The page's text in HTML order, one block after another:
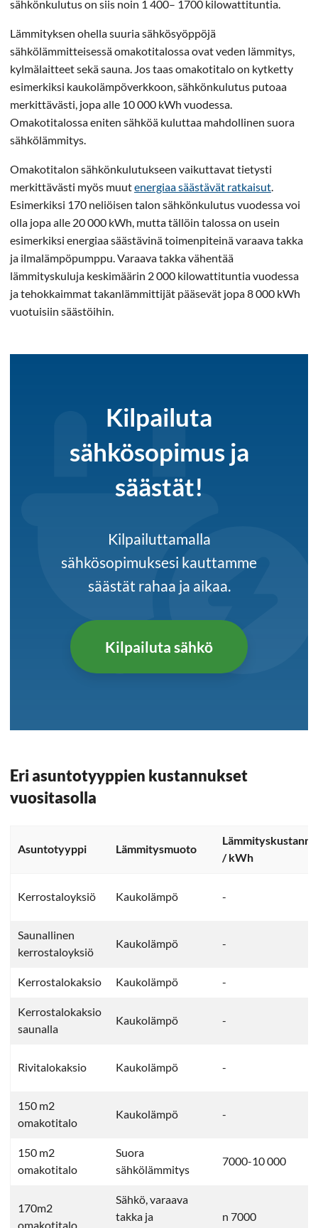
sähkönkulutus on siis noin 1 400– 1700 kilowattituntia.
Lämmityksen ohella suuria sähkösyöppöjä
sähkölämmitteisessä omakotitalossa ovat veden lämmitys,
kylmälaitteet sekä sauna. Jos taas omakotitalo on kytketty
esimerkiksi kaukolämpöverkkoon, sähkönkulutus putoaa
merkittävästi, jopa alle 10 000 kWh vuodessa.
Omakotitalossa eniten sähköä kuluttaa mahdollinen suora
sähkölämmitys.
Omakotitalon sähkönkulutukseen vaikuttavat tietysti
merkittävästi myös muutenergiaa säästävät ratkaisut.
Esimerkiksi 170 neliöisen talon sähkönkulutus vuodessa voi
olla jopa alle 20 000 kWh, mutta tällöin talossa on usein
esimerkiksi energiaa säästävinä toimenpiteinä varaava takka
ja ilmalämpöpumppu. Varaava takka vähentää
lämmityskuluja keskimäärin 2 000 kilowattituntia vuodessa
ja tehokkaimmat takanlämmittijät pääsevät jopa 8 000 kWh
vuotuisiin säästöihin.
Kilpailuta
sähkösopimus ja
säästät!
Kilpailuttamalla
sähkösopimuksesi kauttamme
säästät rahaa ja aikaa.
Kilpailuta sähkö
Eri asuntotyyppien kustannukset
vuositasolla
Asuntotyyppi Lämmitysmuoto
/ kWh
Kerrostaloyksiö Kaukolämpö -
Saunallinen
kerrostaloyksiö
Kaukolämpö -
Kerrostalokaksio Kaukolämpö -
Kerrostalokaksio
saunalla
Kaukolämpö -
Rivitalokaksio Kaukolämpö -
150 m2
omakotitalo
Kaukolämpö -
150 m2
omakotitalo
Suora
sähkölämmitys
7000-10 000
170m2
omakotitalo
Sähkö, varaava
takka ja
n 7000